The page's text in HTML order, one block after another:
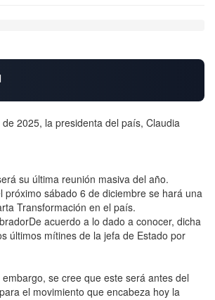
2025, la presidenta del país, Claudia
su última reunión masiva del año.
sábado 6 de diciembre se hará una
Transformación en el país.
acuerdo a lo dado a conocer, dicha
últimos mítines de la jefa de Estado por
se cree que este será antes del
el movimiento que encabeza hoy la